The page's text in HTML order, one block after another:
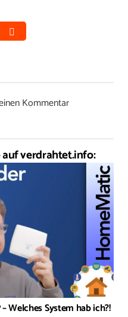
Kommentar
verdrahtet.info:
Welches System hab ich?!